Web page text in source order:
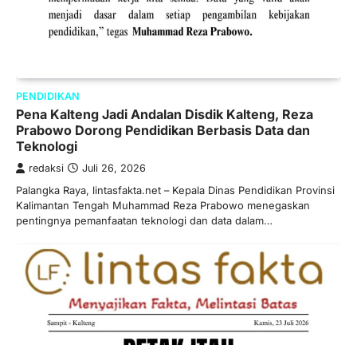
PENDIDIKAN
Pena Kalteng Jadi Andalan Disdik Kalteng, Reza
Prabowo Dorong Pendidikan Berbasis Data dan
Teknologi
redaksi Juli 26, 2026
Palangka Raya, lintasfakta.net – Kepala Dinas Pendidikan Provinsi
Kalimantan Tengah Muhammad Reza Prabowo menegaskan
pentingnya pemanfaatan teknologi dan data dalam…